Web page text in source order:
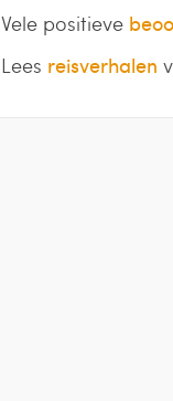
Vele positieve
Lees reisverhalen